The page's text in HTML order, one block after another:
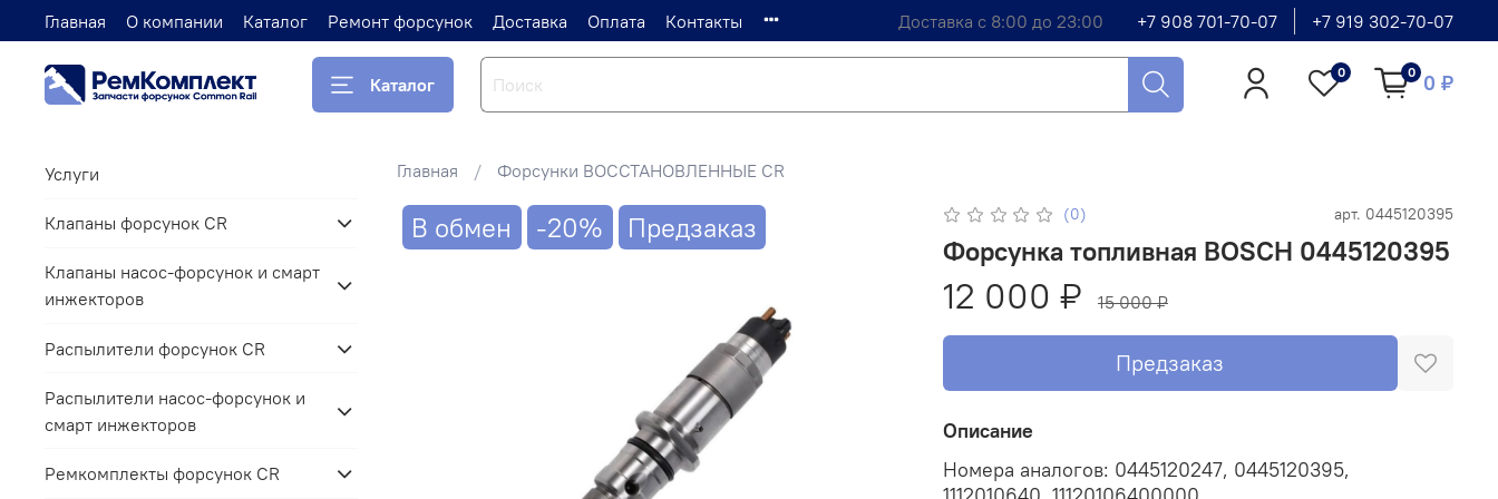
Главная О компании Каталог Ремонт форсунок Доставка Оплата Контакты Доставка с 8:00 до 23:00 +7 908 701-70-07 +7 919 302-70-07
Каталог
0 0 0 ₽
Главная Форсунки ВОССТАНОВЛЕННЫЕ CR
В обмен -20% Предзаказ (0) арт. 0445120395
Форсунка топливная BOSCH 0445120395
12 000 ₽ 15 000 ₽
Предзаказ
Описание
Номера аналогов: 0445120247, 0445120395,
Услуги
Клапаны форсунок CR
Клапаны насос-форсунок и смарт
инжекторов
Распылители форсунок CR
Распылители насос-форсунок и
смарт инжекторов
Ремкомплекты форсунок CR